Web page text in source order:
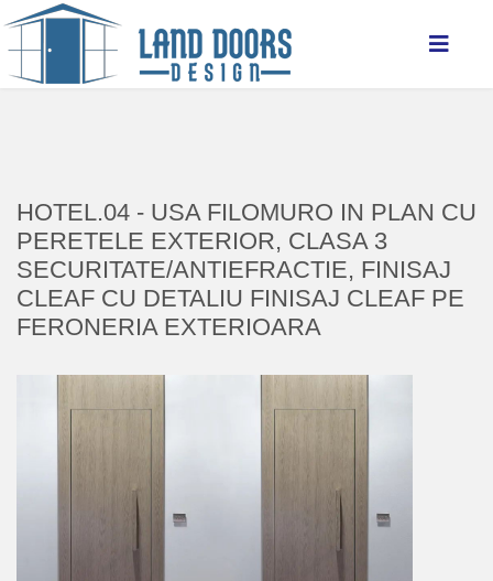
HOTEL.04 - USA FILOMURO IN PLAN CU
PERETELE EXTERIOR, CLASA 3
SECURITATE/ANTIEFRACTIE, FINISAJ
CLEAF CU DETALIU FINISAJ CLEAF PE
FERONERIA EXTERIOARA